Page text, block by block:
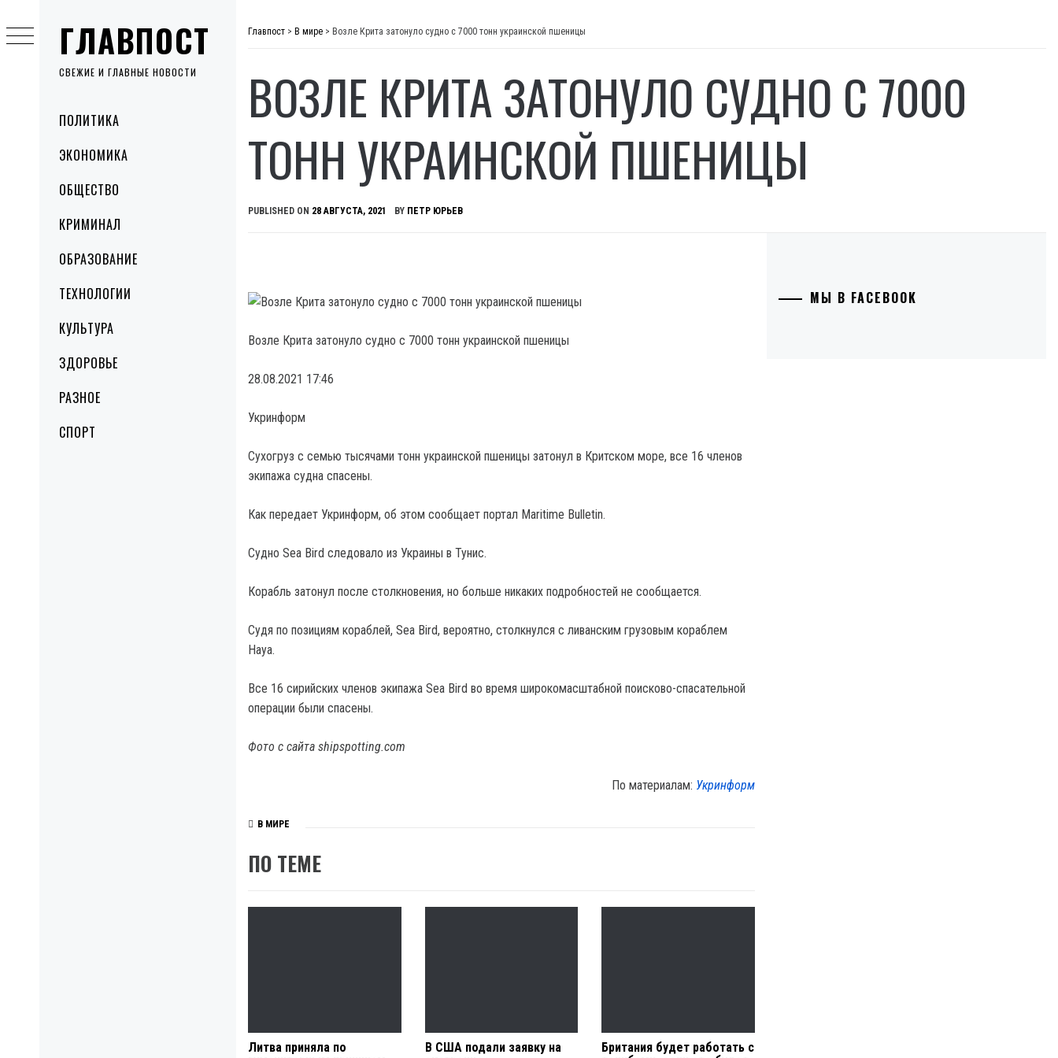
ГЛАВПОСТ
СВЕЖИЕ И ГЛАВНЫЕ НОВОСТИ
MenuПОЛИТИКА
ЭКОНОМИКА
ОБЩЕСТВО
КРИМИНАЛ
ОБРАЗОВАНИЕ
ТЕХНОЛОГИИ
КУЛЬТУРА
ЗДОРОВЬЕ
РАЗНОЕ
СПОРТ
to
content
Главпост > В мире > Возле Крита затонуло судно с 7000 тонн украинской пшеницы
ВОЗЛЕ КРИТА ЗАТОНУЛО СУДНО С 7000
ТОНН УКРАИНСКОЙ ПШЕНИЦЫ
PUBLISHED ON 28 АВГУСТА, 2021 BY ПЕТР ЮРЬЕВ
Возле Крита затонуло судно с 7000 тонн украинской пшеницы
28.08.2021 17:46
Укринформ
Сухогруз с семью тысячами тонн украинской пшеницы затонул в Критском море, все 16 членов
экипажа судна спасены.
Как передает Укринформ, об этом сообщает портал Maritime Bulletin.
Судно Sea Bird следовало из Украины в Тунис.
Корабль затонул после столкновения, но больше никаких подробностей не сообщается.
Судя по позициям кораблей, Sea Bird, вероятно, столкнулся с ливанским грузовым кораблем
Haya.
Все 16 сирийских членов экипажа Sea Bird во время широкомасштабной поисково-спасательной
операции были спасены.
Фото с сайта shipspotting.com
По материалам: Укринформ
В МИРЕ
ПО ТЕМЕ
Литва приняла по
В США подали заявку на
Британия будет работать с
МЫ В FACEBOOK